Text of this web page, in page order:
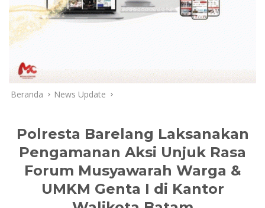
Beranda News Update
Polresta Barelang Laksanakan
Pengamanan Aksi Unjuk Rasa
Forum Musyawarah Warga &
UMKM Genta I di Kantor